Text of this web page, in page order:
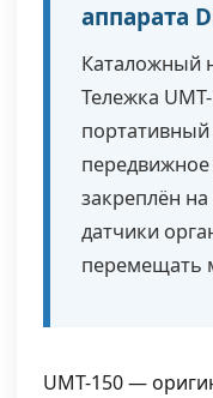
аппарата
Каталожный
Тележка
портативный
закреплён
датчики
перемещать
UMT-150 —